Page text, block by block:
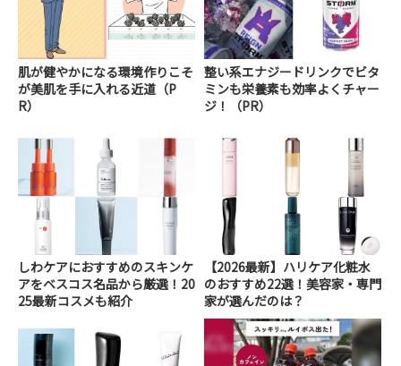
肌が健やかになる環境作りこそ
が美肌を手に入れる近道（P
R）
整い系エナジードリンクでビタ
ミンも栄養素も効率よくチャー
ジ！（PR）
しわケアにおすすめのスキンケ
アをベスコス名品から厳選！20
25最新コスメも紹介
【2026最新】ハリケア化粧水
のおすすめ22選！美容家・専門
家が選んだのは？